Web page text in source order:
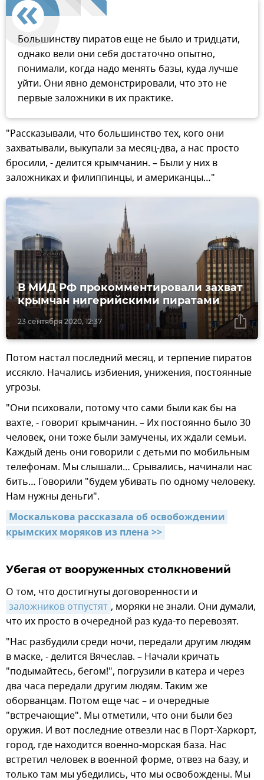
Большинству пиратов еще не было и тридцати,
однако вели они себя достаточно опытно,
понимали, когда надо менять базы, куда лучше
уйти. Они явно демонстрировали, что это не
первые заложники в их практике.
"Рассказывали, что большинство тех, кого они
захватывали, выкупали за месяц-два, а нас просто
бросили, - делится крымчанин. – Были у них в
заложниках и филиппинцы, и американцы…"
23 сентября 2020, 12:37
В МИД РФ прокомментировали захват
крымчан нигерийскими пиратами
Потом настал последний месяц, и терпение пиратов
иссякло. Начались избиения, унижения, постоянные
угрозы.
"Они психовали, потому что сами были как бы на
вахте, - говорит крымчанин. – Их постоянно было 30
человек, они тоже были замучены, их ждали семьи.
Каждый день они говорили с детьми по мобильным
телефонам. Мы слышали… Срывались, начинали нас
бить… Говорили "будем убивать по одному человеку.
Нам нужны деньги".
Москалькова рассказала об освобождении
крымских моряков из плена >>
Убегая от вооруженных столкновений
О том, что достигнуты договоренности и
заложников отпустят , моряки не знали. Они думали,
что их просто в очередной раз куда-то перевозят.
"Нас разбудили среди ночи, передали другим людям
в маске, - делится Вячеслав. – Начали кричать
"подымайтесь, бегом!", погрузили в катера и через
два часа передали другим людям. Таким же
оборванцам. Потом еще час – и очередные
"встречающие". Мы отметили, что они были без
оружия. И вот последние отвезли нас в Порт-Харкорт,
город, где находится военно-морская база. Нас
встретил человек в военной форме, отвез на базу, и
только там мы убедились, что мы освобождены. Мы